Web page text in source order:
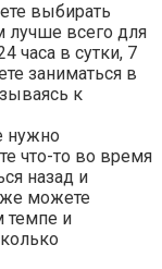
выбирать
лучше всего для
часа в сутки, 7
заниматься в
к
нужно
что-то во время
назад и
можете
темпе и